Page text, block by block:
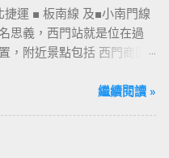
捷運 ■ 板南線 及■小南門線
思義，西門站就是位在過
，附近景點包括 西門商圈
位處 西門商圈 之入口，成
是最容易堵塞的出口。 捷
門町商圈 板南線上車站 [
繼續閱讀 »